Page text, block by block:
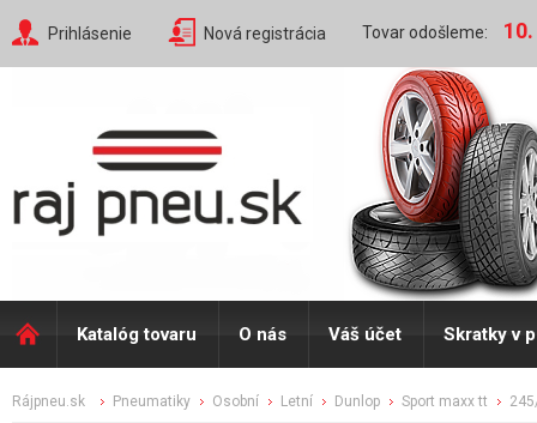
Prihlásenie Nová registrácia Tovar odošleme:
Katalóg tovaru O nás Váš účet Skratky v
rájpneu.sk pneumatiky osobní letní dunlop sport maxx tt